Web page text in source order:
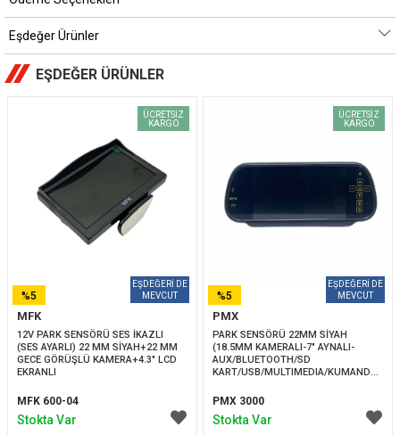
Eşdeğer Ürünler
EŞDEĞER ÜRÜNLER
MFK
12V PARK SENSÖRÜ SES İKAZLI
(SES AYARLI) 22 MM SİYAH+22 MM
GECE GÖRÜŞLÜ KAMERA+4.3" LCD
EKRANLI
MFK 600-04
%5
İNDIRIM
ÜCRETSIZ
KARGO
Stokta Var
PMX
PARK SENSÖRÜ 22MM SİYAH
(18.5MM KAMERALI-7" AYNALI-
AUX/BLUETOOTH/SD
KART/USB/MULTIMEDIA/KUMANDALI)
PMX 3000
%5
İNDIRIM
ÜCRETSIZ
KARGO
Stokta Var